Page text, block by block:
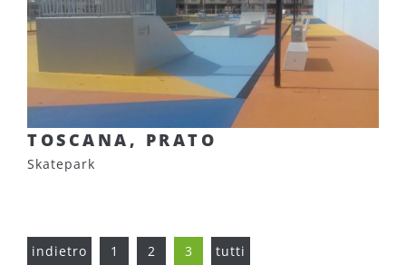
TOSCANA, PRATO
Skatepark
indietro 1 2 3 tutti